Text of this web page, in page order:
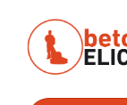
conținut